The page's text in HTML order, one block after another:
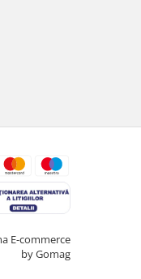
E-commerce
by Gomag